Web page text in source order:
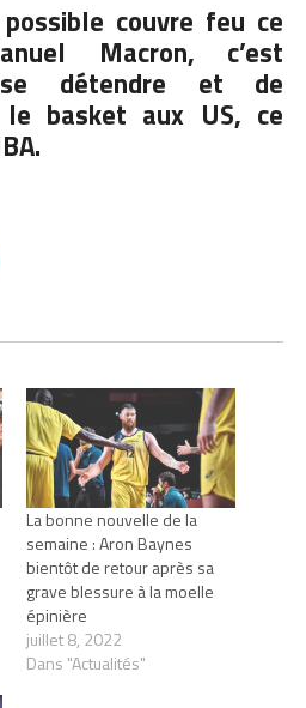
couvre feu ce
Macron, c’est
se détendre et de
le basket aux US, ce
La bonne nouvelle de la
semaine : Aron Baynes
bientôt de retour après sa
grave blessure à la moelle
épinière
juillet 8, 2022
Dans "Actualités"